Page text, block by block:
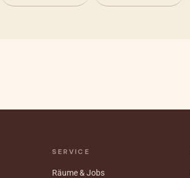
SERVICE
Räume & Jobs